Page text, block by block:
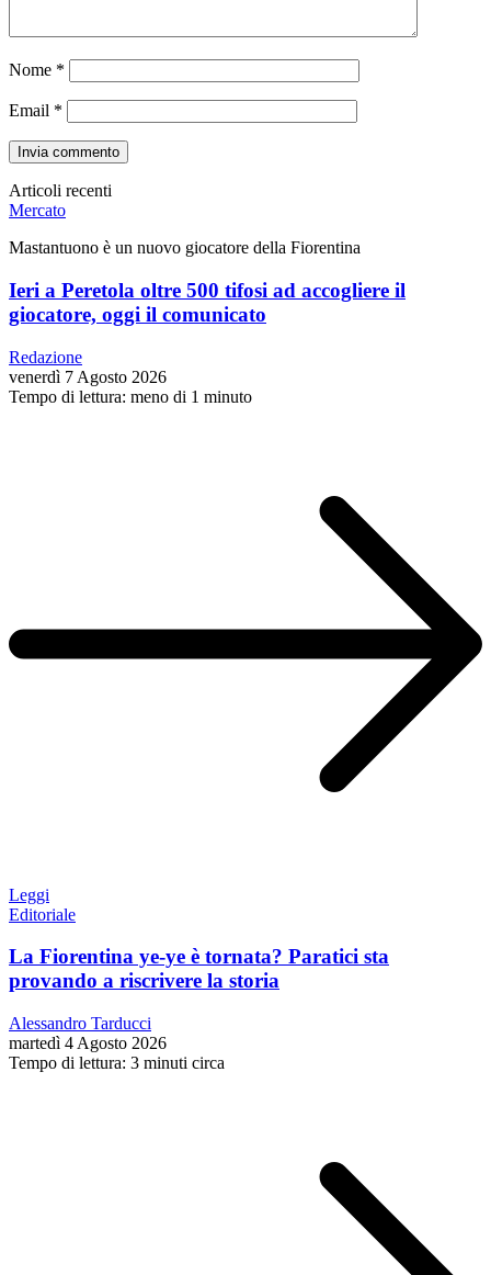
Nome *
Email *
Articoli recenti
Mercato
Mastantuono è un nuovo giocatore della Fiorentina
Ieri a Peretola oltre 500 tifosi ad accogliere il
giocatore, oggi il comunicato
Redazione
venerdì 7 Agosto 2026
Tempo di lettura: meno di 1 minuto
Leggi
Editoriale
La Fiorentina ye-ye è tornata? Paratici sta
provando a riscrivere la storia
Alessandro Tarducci
martedì 4 Agosto 2026
Tempo di lettura: 3 minuti circa